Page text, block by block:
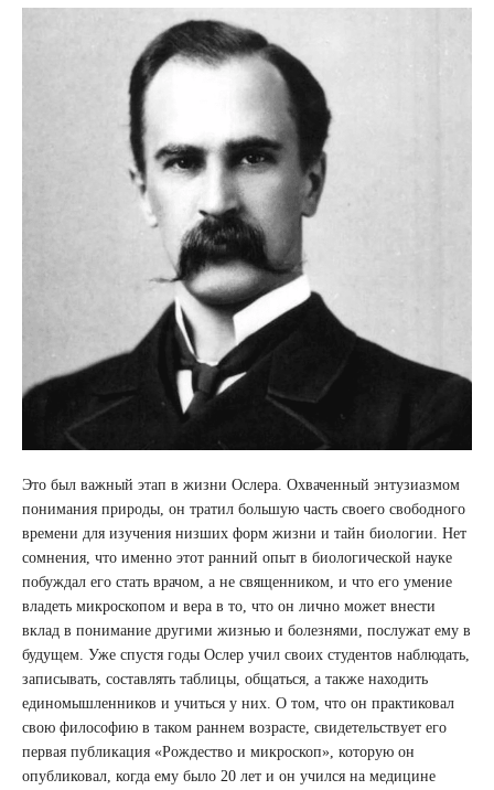
Это был важный этап в жизни Ослера. Охваченный энтузиазмом
понимания природы, он тратил большую часть своего свободного
времени для изучения низших форм жизни и тайн биологии. Нет
сомнения, что именно этот ранний опыт в биологической науке
побуждал его стать врачом, а не священником, и что его умение
владеть микроскопом и вера в то, что он лично может внести
вклад в понимание другими жизнью и болезнями, послужат ему в
будущем. Уже спустя годы Ослер учил своих студентов наблюдать,
записывать, составлять таблицы, общаться, а также находить
единомышленников и учиться у них. О том, что он практиковал
свою философию в таком раннем возрасте, свидетельствует его
первая публикация «Рождество и микроскоп», которую он
опубликовал, когда ему было 20 лет и он учился на медицине